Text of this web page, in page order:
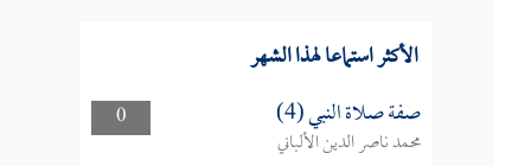
الأكثر استماعا لهذا الشهر
0 صفة صلاة النبي (4)
محمد ناصر الدين الألباني